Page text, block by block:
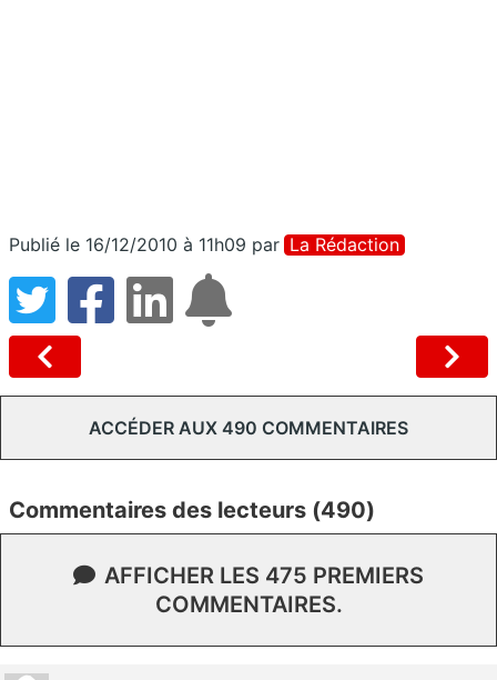
Publié le 16/12/2010 à 11h09 par La Rédaction
ACCÉDER AUX 490 COMMENTAIRES
Commentaires des lecteurs (490)
AFFICHER LES 475 PREMIERS
COMMENTAIRES.